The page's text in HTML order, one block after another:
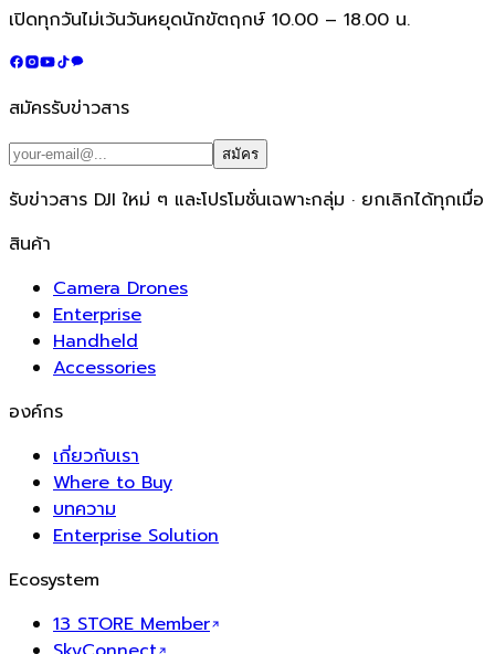
เปิดทุกวันไม่เว้นวันหยุดนักขัตฤกษ์ 10.00 – 18.00 น.
สมัครรับข่าวสาร
สมัคร
รับข่าวสาร DJI ใหม่ ๆ และโปรโมชั่นเฉพาะกลุ่ม · ยกเลิกได้ทุกเมื่อ
สินค้า
Camera Drones
Enterprise
Handheld
Accessories
องค์กร
เกี่ยวกับเรา
Where to Buy
บทความ
Enterprise Solution
Ecosystem
13 STORE Member